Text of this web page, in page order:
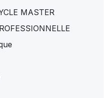
MASTER